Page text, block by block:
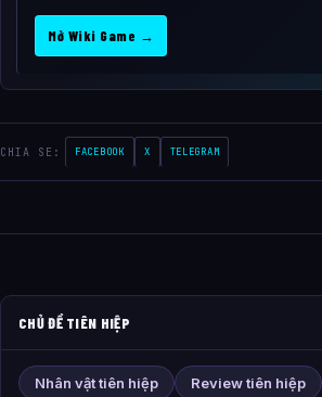
Mở Wiki Game →
CHIA SE: FACEBOOK X TELEGRAM
CHỦ ĐỀ TIÊN HIỆP
Nhân vật tiên hiệp
Review tiên hiệp